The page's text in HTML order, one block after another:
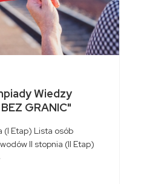
Wiedzy
GRANIC"
(I Etap) Lista osób
II stopnia (II Etap)